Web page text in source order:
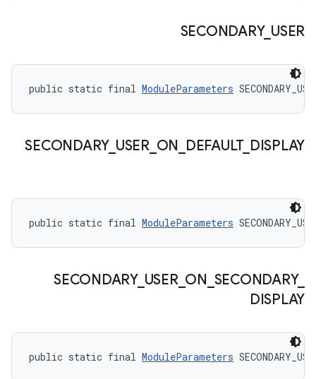
SECONDARY_ USER
public static final ModuleParameters
SECONDARY_ USER_ ON DEFAULT_ DISPLAY
public static final ModuleParameters
SECONDARY_ USER_ ON SECONDARY_
DISPLAY
public static final ModuleParameters